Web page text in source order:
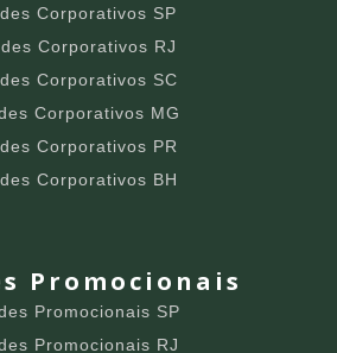
Corporativos SP
Corporativos RJ
Corporativos SC
Corporativos MG
Corporativos PR
Corporativos BH
Promocionais
Promocionais SP
Promocionais RJ